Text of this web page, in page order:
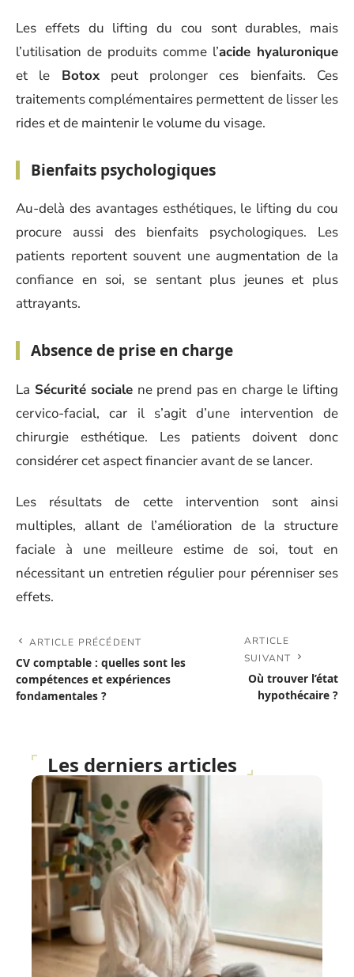
Les effets du lifting du cou sont durables, mais
l’utilisation de produits comme l’acide hyaluronique
et le Botoxpeut prolonger ces bienfaits. Ces
traitements complémentaires permettent de lisser les
rides et de maintenir le volume du visage.
Bienfaits psychologiques
Au-delà des avantages esthétiques, le lifting du cou
procure aussi des bienfaits psychologiques. Les
patients reportent souvent une augmentation de la
confiance en soi, se sentant plus jeunes et plus
attrayants.
Absence de prise en charge
La Sécurité sociale ne prend pas en charge le lifting
cervico-facial, car il s’agit d’une intervention de
chirurgie esthétique. Les patients doivent donc
considérer cet aspect financier avant de se lancer.
Les résultats de cette intervention sont ainsi
multiples, allant de l’amélioration de la structure
faciale à une meilleure estime de soi, tout en
nécessitant un entretien régulier pour pérenniser ses
effets.
ARTICLE PRÉCÉDENT
CV comptable : quelles sont les
compétences et expériences
fondamentales ?
ARTICLE
SUIVANT
Où trouver l’état
hypothécaire ?
Les derniers articles